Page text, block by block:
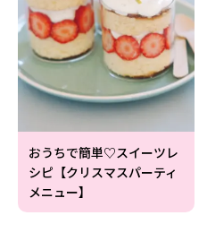
おうちで簡単♡スイーツレ
シピ【クリスマスパーティ
メニュー】